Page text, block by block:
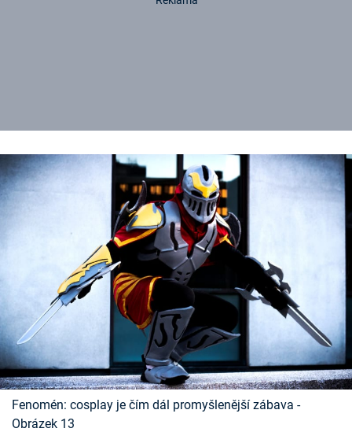
Fenomén: cosplay je čím dál promyšlenější zábava -
Obrázek 13